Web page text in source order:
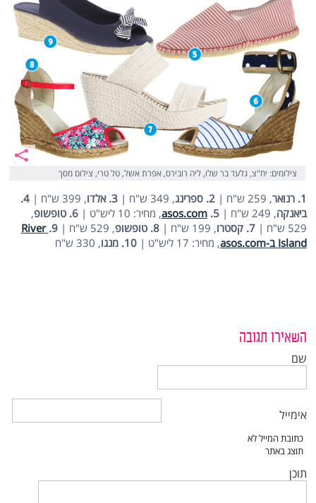
צילומים: יח"צ, גלעד בר שלו, ליה רובירס, אפרת אשל, טל טרי, צילום מסך
1. רנואר , 259 ש"ח | 2. ספרינג , 349 ש"ח | 3. אלדו , 399 ש"ח |
4.
ביאנקה, 249 ש"ח | 5.
asos.com, מחיר: 10 ליש"ט | 6. טופשופ
,
529 ש"ח |
7. קסטרו , 199 ש"ח | 8. טופשופ , 529 ש"ח | 9.
River
Island ב-asos.com
, מחיר: 17 ליש"ט | 10. מנגו , 330 ש"ח
השאירו תגובה
שם
אימייל
תוכן